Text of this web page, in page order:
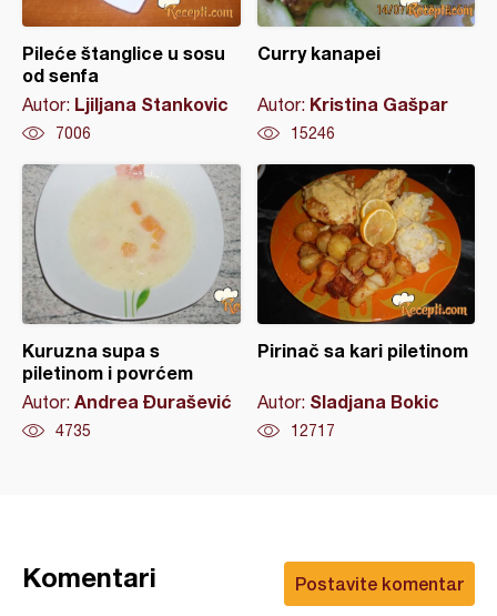
Pileće štanglice u sosu
od senfa
Autor: Ljiljana Stankovic
7006
Curry kanapei
Autor: Kristina Gašpar
15246
Kuruzna supa s
piletinom i povrćem
Autor: Andrea Đurašević
4735
Pirinač sa kari piletinom
Autor: Sladjana Bokic
12717
Postavite komentar
Komentari